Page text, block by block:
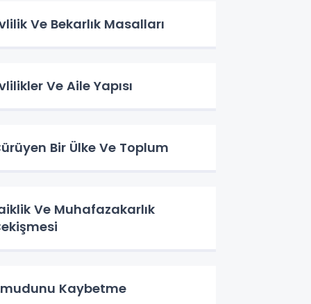
Ve Bekarlık Masalları
Ve Aile Yapısı
Bir Ülke Ve Toplum
Ve Muhafazakarlık
Kaybetme